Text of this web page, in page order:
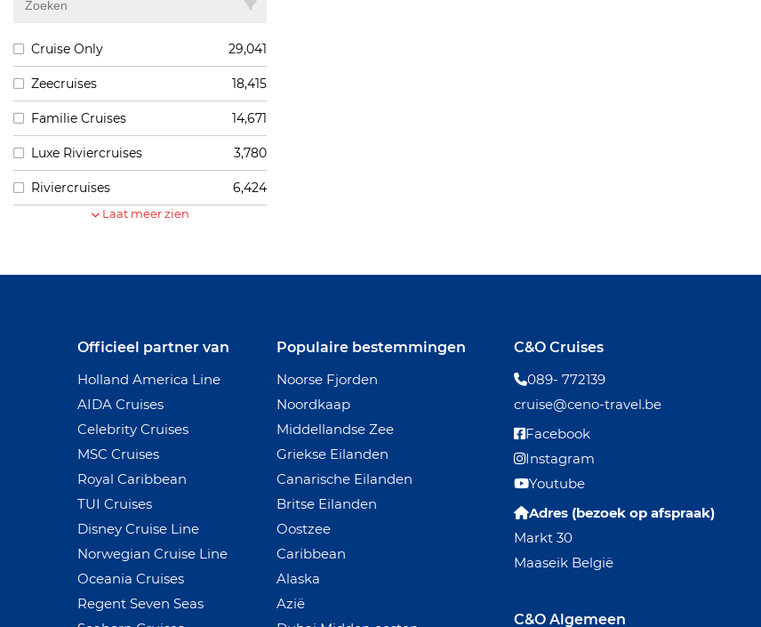
Cruise Only 29,041
Zeecruises 18,415
Familie Cruises 14,671
Luxe Riviercruises 3,780
Riviercruises 6,424
Laat meer zien
Officieel partner van
Holland America Line
AIDA Cruises
Celebrity Cruises
MSC Cruises
Royal Caribbean
TUI Cruises
Disney Cruise Line
Norwegian Cruise Line
Oceania Cruises
Regent Seven Seas
Populaire bestemmingen
Noorse Fjorden
Noordkaap
Middellandse Zee
Griekse Eilanden
Canarische Eilanden
Britse Eilanden
Oostzee
Caribbean
Alaska
Azië
C&O Cruises
089- 772139
cruise@ceno-travel.be
Facebook
Instagram
Youtube
Adres (bezoek op afspraak)
Markt 30
Maaseik België
C&O Algemeen